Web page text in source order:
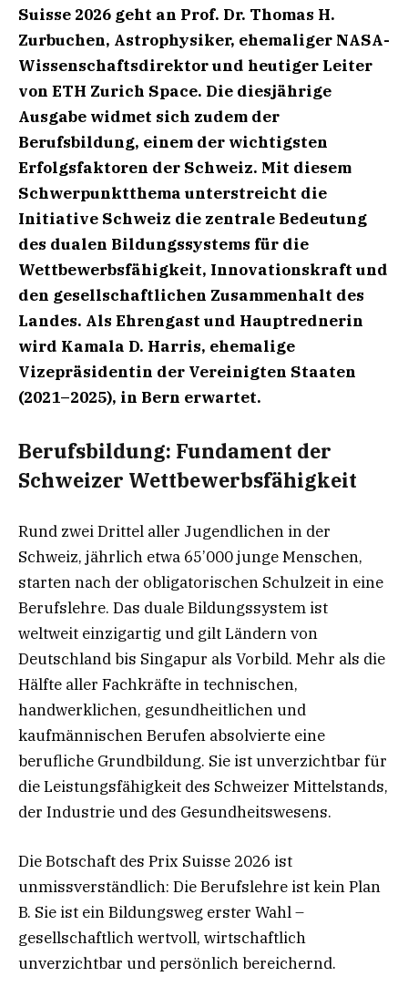
Suisse 2026 geht an Prof. Dr. Thomas H.
Zurbuchen, Astrophysiker, ehemaliger NASA-
Wissenschaftsdirektor und heutiger Leiter
von ETH Zurich Space. Die diesjährige
Ausgabe widmet sich zudem der
Berufsbildung, einem der wichtigsten
Erfolgsfaktoren der Schweiz. Mit diesem
Schwerpunktthema unterstreicht die
Initiative Schweiz die zentrale Bedeutung
des dualen Bildungssystems für die
Wettbewerbsfähigkeit, Innovationskraft und
den gesellschaftlichen Zusammenhalt des
Landes. Als Ehrengast und Hauptrednerin
wird Kamala D. Harris, ehemalige
Vizepräsidentin der Vereinigten Staaten
(2021–2025), in Bern erwartet.
Berufsbildung: Fundament der
Schweizer Wettbewerbsfähigkeit
Rund zwei Drittel aller Jugendlichen in der
Schweiz, jährlich etwa 65’000 junge Menschen,
starten nach der obligatorischen Schulzeit in eine
Berufslehre. Das duale Bildungssystem ist
weltweit einzigartig und gilt Ländern von
Deutschland bis Singapur als Vorbild. Mehr als die
Hälfte aller Fachkräfte in technischen,
handwerklichen, gesundheitlichen und
kaufmännischen Berufen absolvierte eine
berufliche Grundbildung. Sie ist unverzichtbar für
die Leistungsfähigkeit des Schweizer Mittelstands,
der Industrie und des Gesundheitswesens.
Die Botschaft des Prix Suisse 2026 ist
unmissverständlich: Die Berufslehre ist kein Plan
B. Sie ist ein Bildungsweg erster Wahl –
gesellschaftlich wertvoll, wirtschaftlich
unverzichtbar und persönlich bereichernd.